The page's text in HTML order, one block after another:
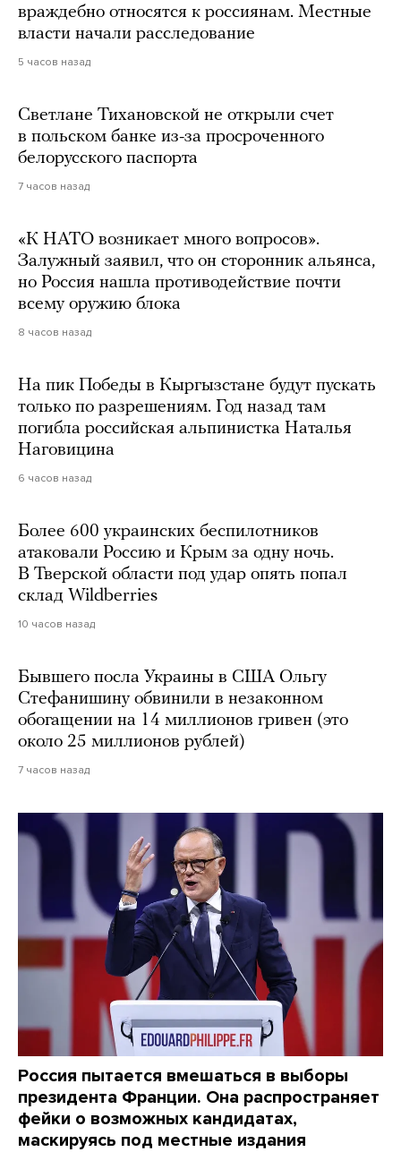
враждебно относятся к россиянам. Местные
власти начали расследование
5 часов назад
Светлане Тихановской не открыли счет
в польском банке из-за просроченного
белорусского паспорта
7 часов назад
«К НАТО возникает много вопросов».
Залужный заявил, что он сторонник альянса,
но Россия нашла противодействие почти
всему оружию блока
8 часов назад
На пик Победы в Кыргызстане будут пускать
только по разрешениям. Год назад там
погибла российская альпинистка Наталья
Наговицина
6 часов назад
Более 600 украинских беспилотников
атаковали Россию и Крым за одну ночь.
В Тверской области под удар опять попал
склад Wildberries
10 часов назад
Бывшего посла Украины в США Ольгу
Стефанишину обвинили в незаконном
обогащении на 14 миллионов гривен (это
около 25 миллионов рублей)
7 часов назад
Россия пытается вмешаться в выборы
президента Франции. Она распространяет
фейки о возможных кандидатах,
маскируясь под местные издания